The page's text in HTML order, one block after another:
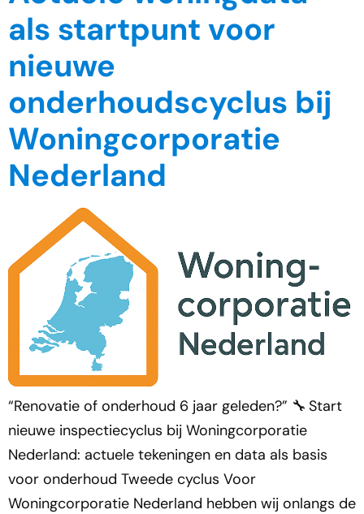
als startpunt voor
nieuwe
onderhoudscyclus bij
Woningcorporatie
Nederland
“Renovatie of onderhoud 6 jaar geleden?” 🔧 Start
nieuwe inspectiecyclus bij Woningcorporatie
Nederland: actuele tekeningen en data als basis
voor onderhoud Tweede cyclus Voor
Woningcorporatie Nederland hebben wij onlangs de